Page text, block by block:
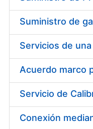
Mostrar/Ocultar
Acuerdo marco